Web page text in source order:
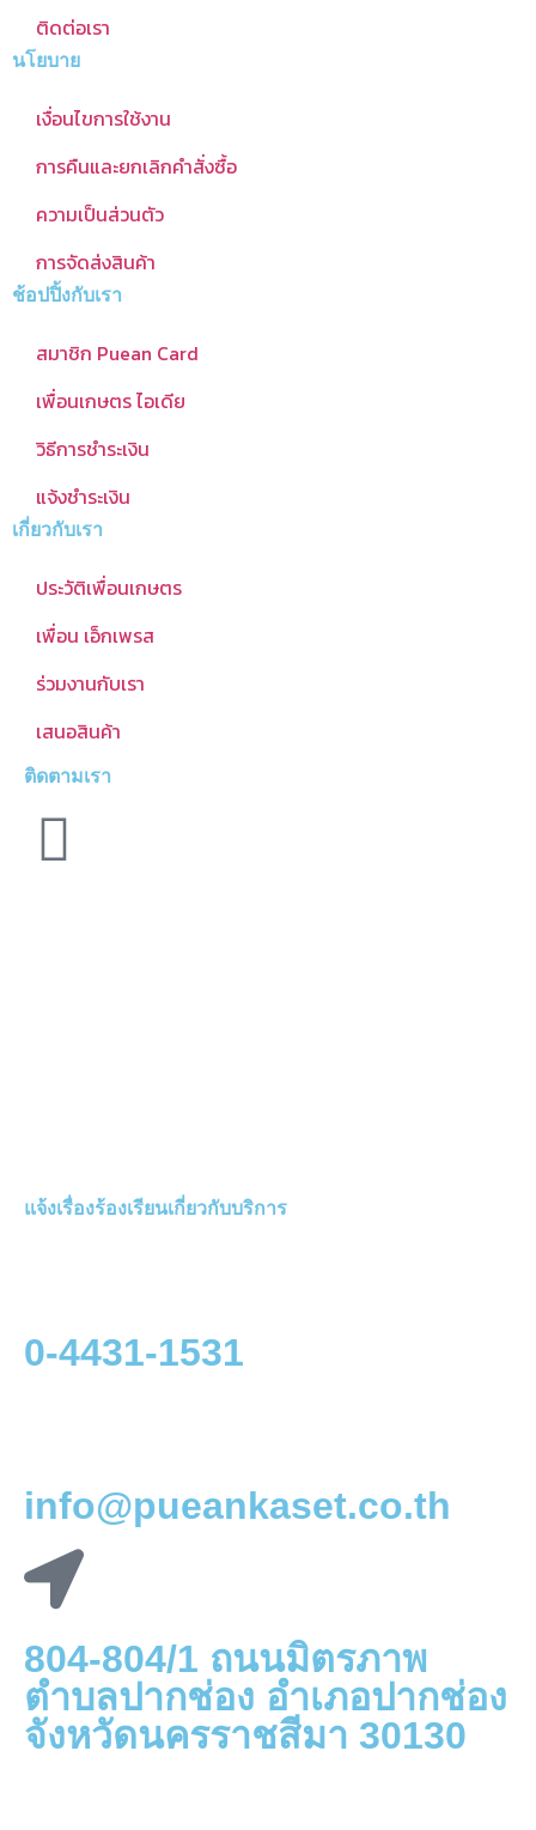
ติดต่อเรา
นโยบาย
เงื่อนไขการใช้งาน
การคืนและยกเลิกคำสั่งซื้อ
ความเป็นส่วนตัว
การจัดส่งสินค้า
ช้อปปิ้งกับเรา
สมาชิก Puean Card
เพื่อนเกษตร ไอเดีย
วิธีการชำระเงิน
แจ้งชำระเงิน
เกี่ยวกับเรา
ประวัติเพื่อนเกษตร
เพื่อน เอ็กเพรส
ร่วมงานกับเรา
เสนอสินค้า
ติดตามเรา
แจ้งเรื่องร้องเรียนเกี่ยวกับบริการ
0-4431-1531
info@pueankaset.co.th
804-804/1 ถนนมิตรภาพ
ตำบลปากช่อง อำเภอปากช่อง
จังหวัดนครราชสีมา 30130